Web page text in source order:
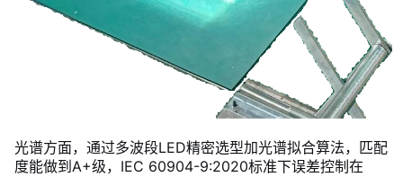
光谱方面，通过多波段LED精密选型加光谱拟合算法，匹配
度能做到A+级，IEC 60904-9:2020标准下误差控制在